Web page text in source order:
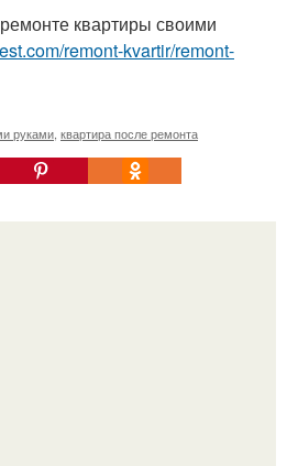
квартиры своими
remont-kvartir/remont-
руками квартира после ремонта